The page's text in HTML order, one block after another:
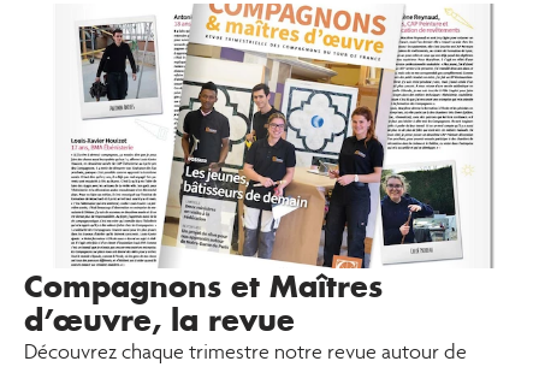
Compagnons et Maîtres
d’œuvre, la revue
Découvrez chaque trimestre notre revue autour de